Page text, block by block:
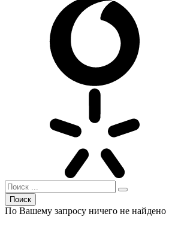
Поиск
По Вашему запросу ничего не найдено